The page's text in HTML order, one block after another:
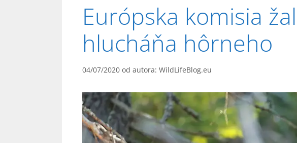
Európska komisia
hlucháňa hôrneho
04/07/2020 od autora: WildLifeBlog.eu